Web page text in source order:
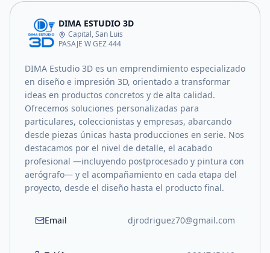
DIMA ESTUDIO 3D
Capital, San Luis
PASAJE W GEZ 444
DIMA Estudio 3D es un emprendimiento especializado
en diseño e impresión 3D, orientado a transformar
ideas en productos concretos y de alta calidad.
Ofrecemos soluciones personalizadas para
particulares, coleccionistas y empresas, abarcando
desde piezas únicas hasta producciones en serie. Nos
destacamos por el nivel de detalle, el acabado
profesional —incluyendo postprocesado y pintura con
aerógrafo— y el acompañamiento en cada etapa del
proyecto, desde el diseño hasta el producto final.
Email djrodriguez70@gmail.com